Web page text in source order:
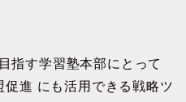
指す学習塾本部にとって
進 にも活用できる戦略ツ